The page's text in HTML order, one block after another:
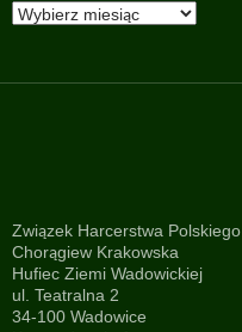
Archiwa
Związek Harcerstwa Polskiego
Chorągiew Krakowska
Hufiec Ziemi Wadowickiej
ul. Teatralna 2
34-100 Wadowice